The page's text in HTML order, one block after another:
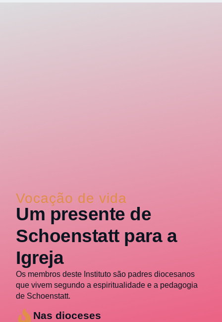
Vocação de vida
Um presente de
Schoenstatt para a
Igreja
Os membros deste Instituto são padres diocesanos
que vivem segundo a espiritualidade e a pedagogia
de Schoenstatt.
Nas dioceses